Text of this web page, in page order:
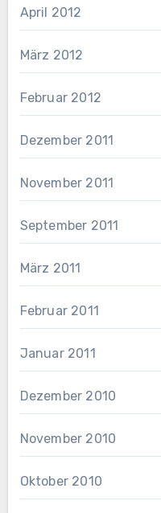
April 2012
März 2012
Februar 2012
Dezember 2011
November 2011
September 2011
März 2011
Februar 2011
Januar 2011
Dezember 2010
November 2010
Oktober 2010